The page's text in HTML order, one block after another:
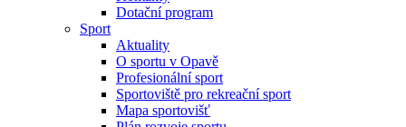
Dotační program
Sport
Aktuality
O sportu v Opavě
Profesionální sport
Sportoviště pro rekreační sport
Mapa sportovišť